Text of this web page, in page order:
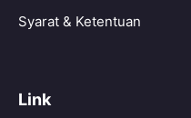
Syarat & Ketentuan
Link